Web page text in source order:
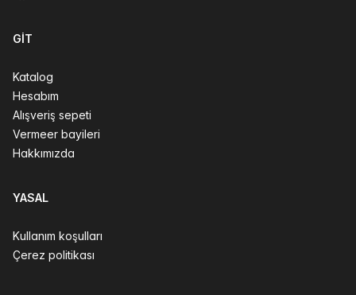
GIT
Katalog
Hesabım
Alışveriş sepeti
Vermeer bayileri
Hakkımızda
YASAL
Kullanım koşulları
Çerez politikası